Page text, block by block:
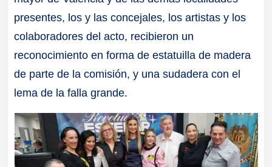
presentes, los y las concejales, los artistas y los
colaboradores del acto, recibieron un
reconocimiento en forma de estatuilla de madera
de parte de la comisión, y una sudadera con el
lema de la falla grande.